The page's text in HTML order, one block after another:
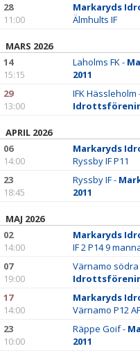
28
11:00
Markaryds
Älmhults IF
MARS 2026
14
15:15
Laholms FK -
2011
29
13:00
IFK Hässleholm
APRIL 2026
06
14:00
Markaryds
Ryssby IF P11
23
18:45
Ryssby IF -
2011
MAJ 2026
02
14:00
Markaryds
IF 2 P14 9
07
19:00
Värnamo södra
17
14:00
Markaryds
Värnamo P12
23
10:00
Räppe Goif -
2011